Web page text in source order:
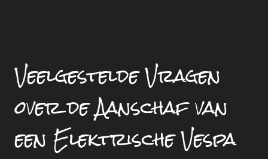
Veelgestelde Vragen
over de Aanschaf van
een Elektrische Vespa